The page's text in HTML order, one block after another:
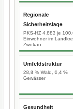
Regionale
Sicherheitslage
PKS-HZ 4.883 je
Einwohner im
Zwickau
Umfeldstruktur
28,8 % Wald, 0,4 %
Gewässer
Gesundheit